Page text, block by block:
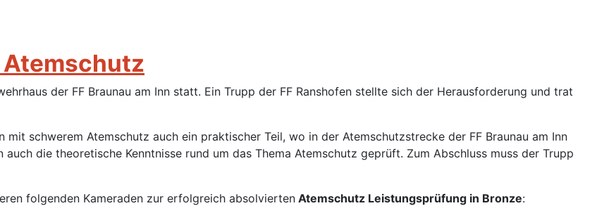
der FF Braunau am Inn statt. Ein Trupp der FF Ranshofen stellte sich der Herausforderung und trat
schwerem Atemschutz auch ein praktischer Teil, wo in der Atemschutzstrecke der FF Braunau am Inn
die theoretische Kenntnisse rund um das Thema Atemschutz geprüft. Zum Abschluss muss der Trupp
folgenden Kameraden zur erfolgreich absolvierten Atemschutz Leistungsprüfung in Bronze: